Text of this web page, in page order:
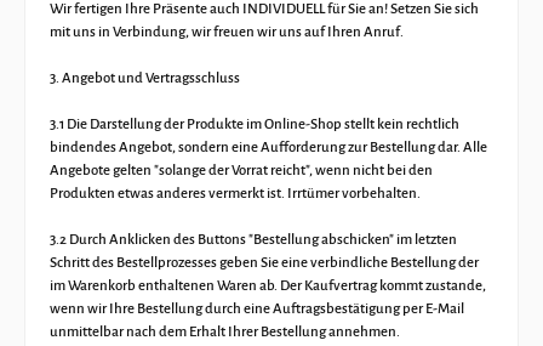
Wir fertigen Ihre Präsente auch INDIVIDUELL für Sie an! Setzen Sie sich
mit uns in Verbindung, wir freuen wir uns auf Ihren Anruf.
3. Angebot und Vertragsschluss
3.1 Die Darstellung der Produkte im Online-Shop stellt kein rechtlich
bindendes Angebot, sondern eine Aufforderung zur Bestellung dar. Alle
Angebote gelten "solange der Vorrat reicht", wenn nicht bei den
Produkten etwas anderes vermerkt ist. Irrtümer vorbehalten.
3.2 Durch Anklicken des Buttons "Bestellung abschicken" im letzten
Schritt des Bestellprozesses geben Sie eine verbindliche Bestellung der
im Warenkorb enthaltenen Waren ab. Der Kaufvertrag kommt zustande,
wenn wir Ihre Bestellung durch eine Auftragsbestätigung per E-Mail
unmittelbar nach dem Erhalt Ihrer Bestellung annehmen.